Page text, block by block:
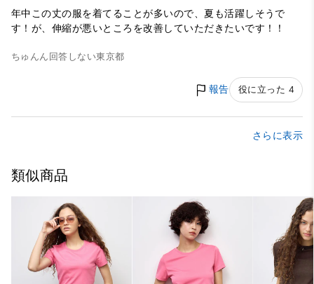
年中この丈の服を着てることが多いので、夏も活躍しそうで
す！が、伸縮が悪いところを改善していただきたいです！！
ちゅんん 回答しない東京都
報告 役に立った 4
さらに表示
類似商品